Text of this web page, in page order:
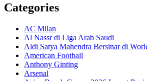
Categories
AC Milan
Al Nassr di Liga Arab Saudi
Aldi Satya Mahendra Bersinar di
American Football
Anthony Ginting
Arsenal